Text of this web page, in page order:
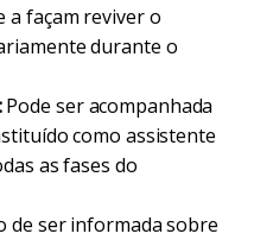
a façam reviver o
durante o
Pode ser acompanhada
como assistente
as fases do
de ser informada sobre